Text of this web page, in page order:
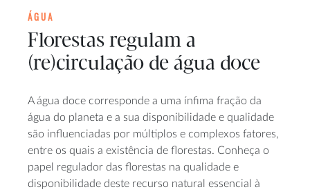
ÁGUA
Florestas regulam a
(re)circulação de água doce
A água doce corresponde a uma ínfima fração da
água do planeta e a sua disponibilidade e qualidade
são influenciadas por múltiplos e complexos fatores,
entre os quais a existência de florestas. Conheça o
papel regulador das florestas na qualidade e
disponibilidade deste recurso natural essencial à